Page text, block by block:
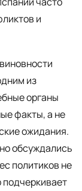
и
из
органы
факты, а не
ожидания.
обсуждались
политиков не